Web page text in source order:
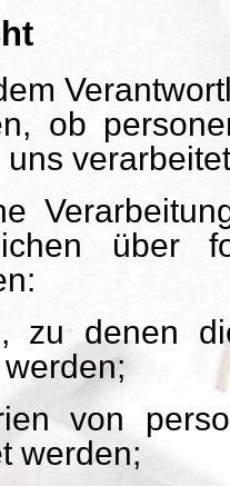
ob
über
zu denen
von
werden;